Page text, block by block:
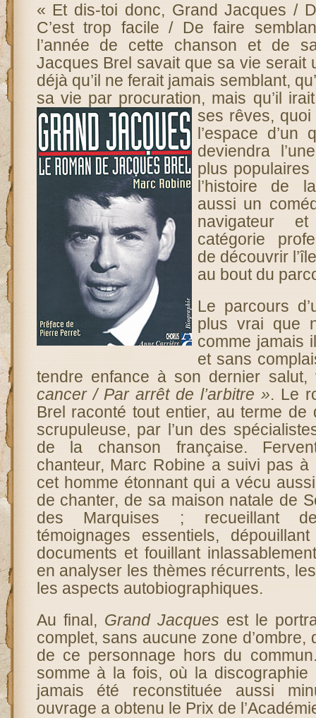
« Et dis-toi donc, Grand Jacques /
C’est trop facile / De faire
l’année de cette chanson et de
Jacques Brel savait que sa vie serait
déjà qu’il ne ferait jamais semblant,
sa vie par procuration, mais qu’il
ses rêves,
l’espace
deviendra
plus
l’histoire de
aussi un
navigateur
catégorie
de découvrir
au bout du
Le parcours
plus vrai que
comme jamais
et sans
tendre enfance à son dernier
cancer / Par arrêt de l’arbitre ». Le
Brel raconté tout entier, au terme de
scrupuleuse, par l’un des
de la chanson française.
chanteur, Marc Robine a suivi pas
cet homme étonnant qui a vécu
de chanter, de sa maison natale de
des Marquises ; recueillant
témoignages essentiels,
documents et fouillant
en analyser les thèmes récurrents,
les aspects autobiographiques.
Au final, Grand Jacques est le
complet, sans aucune zone d’ombre,
de ce personnage hors du
somme à la fois, où la discographie
jamais été reconstituée aussi
ouvrage a obtenu le Prix de